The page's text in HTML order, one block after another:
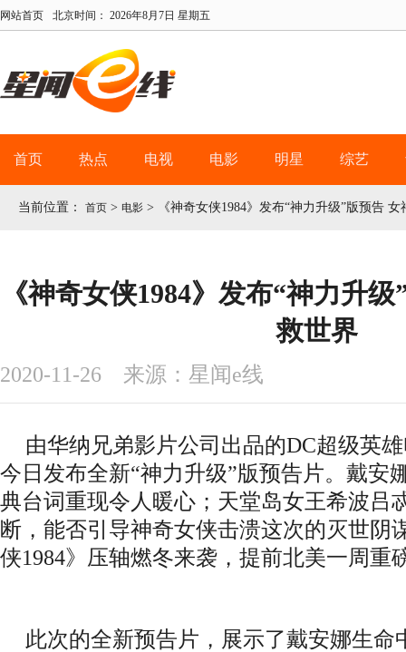
网站首页 北京时间： 2026年8月7日 星期五
首页 热点 电视 电影 明星 综艺
当前位置： 首页 > 电影 > 《神奇女侠1984》发布“神力升级”版预告
《神奇女侠1984》发布“神力升
救世界
2020-11-26 来源：星闻e线
由华纳兄弟影片公司出品的DC超级英
今日发布全新“神力升级”版预告片。戴安
典台词重现令人暖心；天堂岛女王希波吕
断，能否引导神奇女侠击溃这次的灭世阴
侠1984》压轴燃冬来袭，提前北美一周重
此次的全新预告片，展示了戴安娜生命